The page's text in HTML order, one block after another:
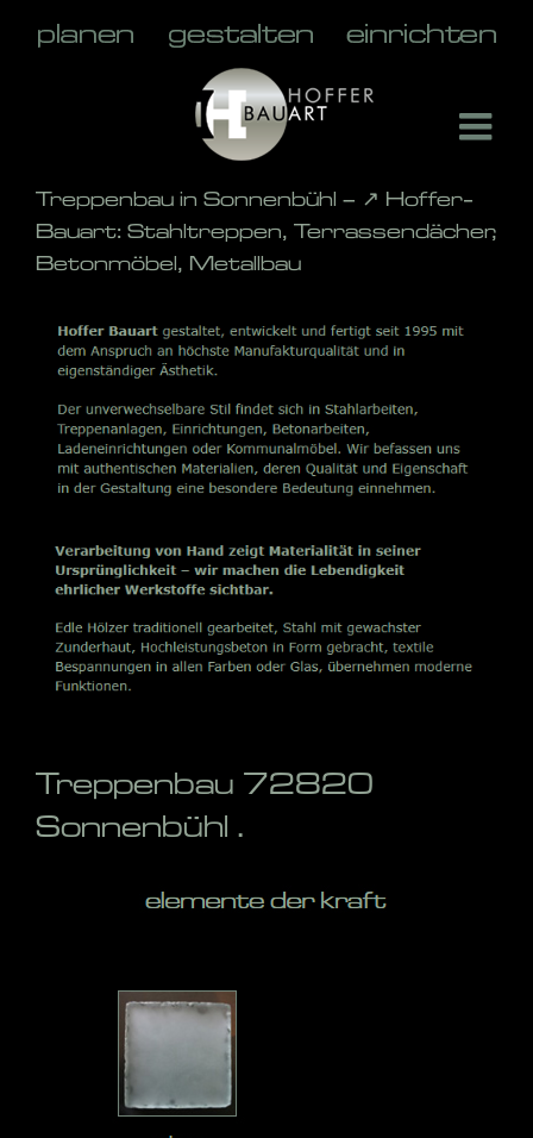
Treppenbau in Sonnenbühl – ↗️ Hoffer-
Bauart: Stahltreppen, Terrassendächer,
Betonmöbel, Metallbau
Treppenbau 72820
Sonnenbühl .